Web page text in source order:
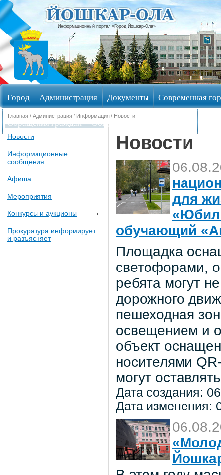
Информационный портал «Город Йошкар-Ола»
Город Администрация Документы Современная
Обращения граждан Общественные обсуждения
Главная / Администрация / Информация / Новости
Новости
Информационные
сообщения
Афиша
Мероприятия
Конкурсы и аукционы
Прокуратура информирует
и разъясняет
Новости
для
обучающий
Площадка
светофорами,
ребята могут
дорожного
пешеходная
освещением и
объект
носителями
могут
Дата создания:
Дата изменения: